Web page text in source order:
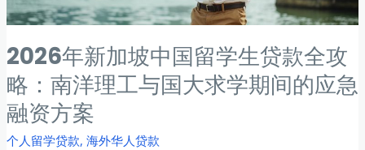
2026年新加坡中国留学生贷款全攻
略：南洋理工与国大求学期间的应急
融资方案
个人留学贷款, 海外华人贷款